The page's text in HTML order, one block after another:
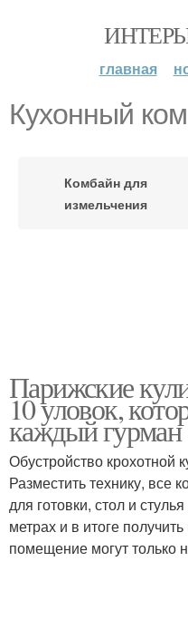
главная
Кухонный
Комбайн для
измельчения
Парижские
10 уловок,
каждый гурман
Обустройство крохотной
Разместить технику, все
для готовки, стол и
метрах и в итоге
помещение могут только